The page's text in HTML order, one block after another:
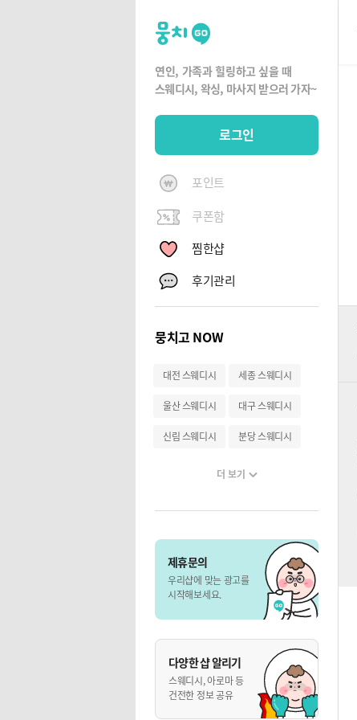
뭉
치
고
연인, 가족과 힐링하고 싶을 때
스웨디시, 왁싱, 마사지 받으러 가자~
로그인
포인트
쿠폰함
찜한샵
후기관리
뭉치고 NOW
대전 스웨디시 세종 스웨디시
울산 스웨디시 대구 스웨디시
신림 스웨디시 분당 스웨디시
더 보기
제휴문의
우리샵에 맞는 광고를
시작해보세요.
다양한 샵 알리기
스웨디시, 아로마 등
건전한 정보 공유